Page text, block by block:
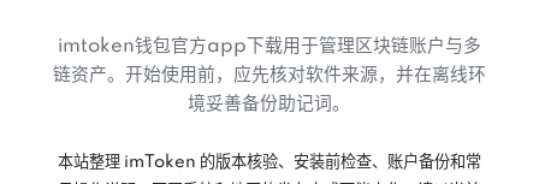
imtoken钱包官方app下载用于管理区块链账户与多
链资产。开始使用前，应先核对软件来源，并在离线环
境妥善备份助记词。
本站整理 imToken 的版本核验、安装前检查、账户备份和常